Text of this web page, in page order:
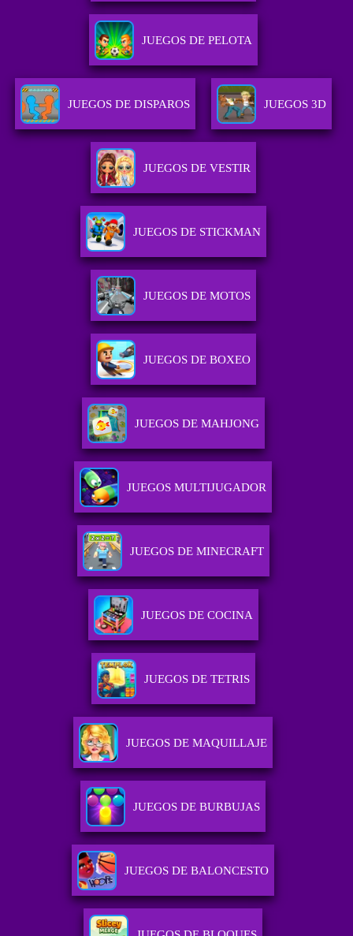
JUEGOS DE PELOTA
JUEGOS DE DISPAROS JUEGOS 3D
JUEGOS DE VESTIR
JUEGOS DE STICKMAN
JUEGOS DE MOTOS
JUEGOS DE BOXEO
JUEGOS DE MAHJONG
JUEGOS MULTIJUGADOR
JUEGOS DE MINECRAFT
JUEGOS DE COCINA
JUEGOS DE TETRIS
JUEGOS DE MAQUILLAJE
JUEGOS DE BURBUJAS
JUEGOS DE BALONCESTO